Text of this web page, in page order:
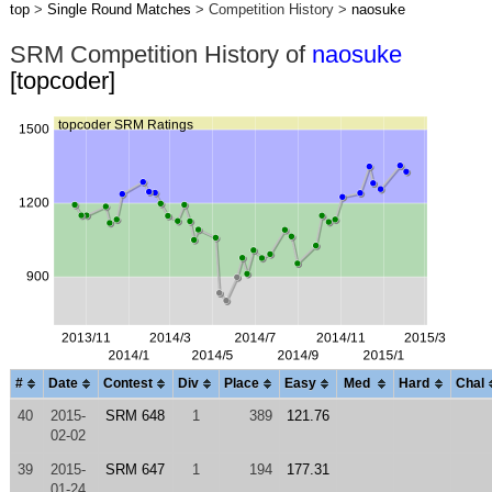
top> Single Round Matches > Competition History > naosuke
SRM Competition History of naosuke
[topcoder]
# Date Contest Div Place Easy Med Hard Chal
40
2015-
02-02
SRM 648 1 389 121.76
39
2015-
SRM 647 1 194 177.31